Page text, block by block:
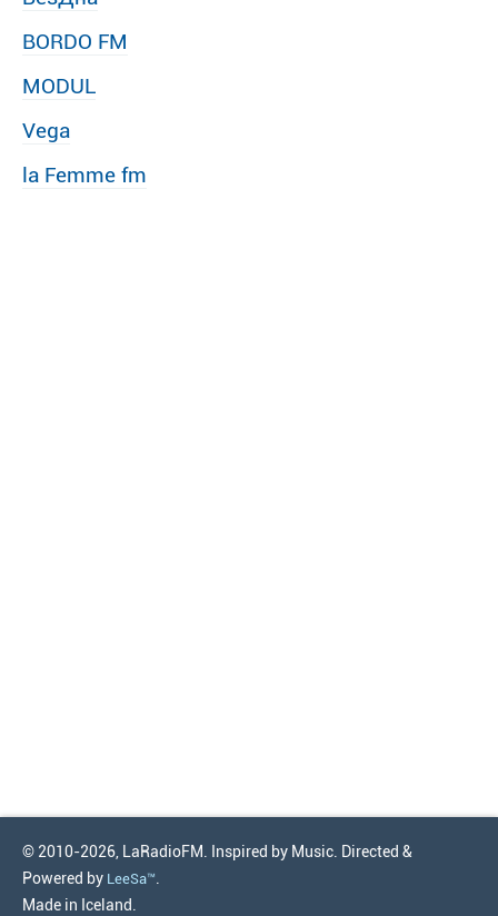
BORDO FM
MODUL
Vega
la Femme fm
© 2010-2026, LaRadioFM. Inspired by Music. Directed &
Powered by LeeSa™.
Made in Iceland.